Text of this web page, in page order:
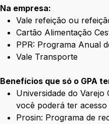
Na empresa:
Vale refeição ou
Cartão Alimentação
PPR: Programa Anual
Vale Transporte
Benefícios que só o GPA
Universidade do
você poderá ter
Prosin: Programa de